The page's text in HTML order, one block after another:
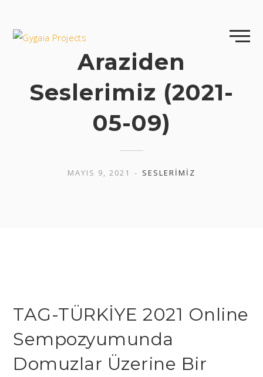
content
Araziden
Seslerimiz (2021-
05-09)
MAYIS 9, 2021 SESLERIMIZ
TAG-TÜRKİYE 2021 Online
Sempozyumunda
Domuzlar Üzerine Bir